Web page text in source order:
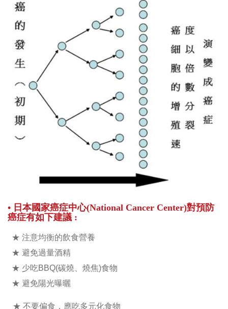
• 日本國家癌症中心(National Cancer Center)對預防
癌症有如下建議 :
★ 注意均衡的飲食營養
★ 避免過量酒精
★ 少吃BBQ(碳燒、燒焦)食物
★ 避免陽光曝曬
★ 不要偏食，應吃多元化食物